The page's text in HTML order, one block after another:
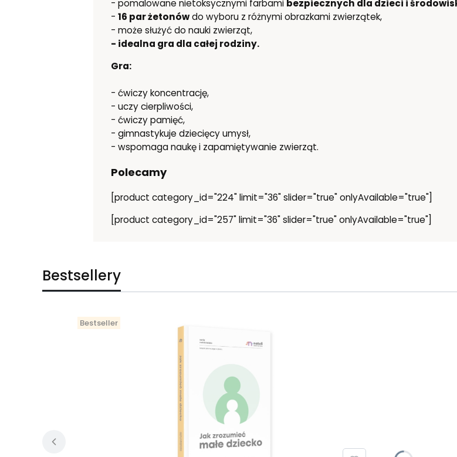
- pomalowane nietoksycznymi farbami bezpiecznych dla dzieci i
- 16 par żetonówdo wyboru z różnymi obrazkami zwierzątek,
- może służyć do nauki zwierząt,
- idealna gra dla całej rodziny.
Gra:
- ćwiczy koncentrację,
- uczy cierpliwości,
- ćwiczy pamięć,
- gimnastykuje dziecięcy umysł,
- wspomaga naukę i zapamiętywanie zwierząt.
Polecamy
[product category_id="224" limit="36" slider="true" onlyAvailable="true"]
[product category_id="257" limit="36" slider="true" onlyAvailable="true"]
Bestsellery
Bestseller